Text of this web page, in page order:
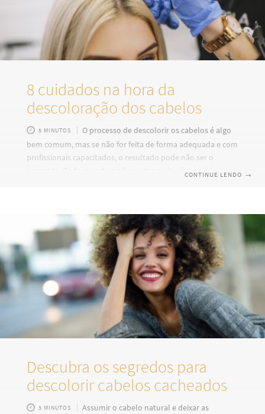
8 cuidados na hora da
descoloração dos cabelos
5 MINUTOS
O processo de descolorir os cabelos é algo
bem comum, mas se não for feita de forma adequada e com
profissionais capacitados, o resultado pode não ser o
esperado. Todo mundo pode mudar o visual, mas é
post, 8 cuidados na hora da descoloração dos cabelos e
saiba como funciona o processo! Saiba e entenda
CONTINUE LENDO →
Descubra os segredos para
descolorir cabelos cacheados
3 MINUTOS
Assumir o cabelo natural e deixar as